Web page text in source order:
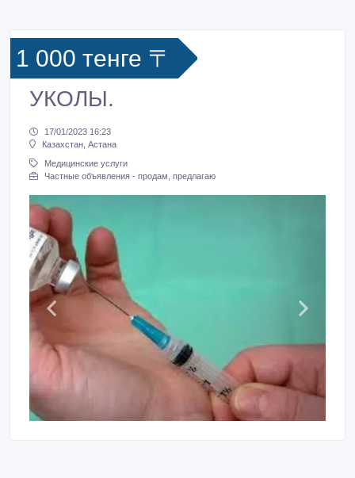
1 000 тенге 〒
УКОЛЫ.
17/01/2023 16:23
Казахстан, Астана
Медицинские услуги
Частные объявления - продам, предлагаю